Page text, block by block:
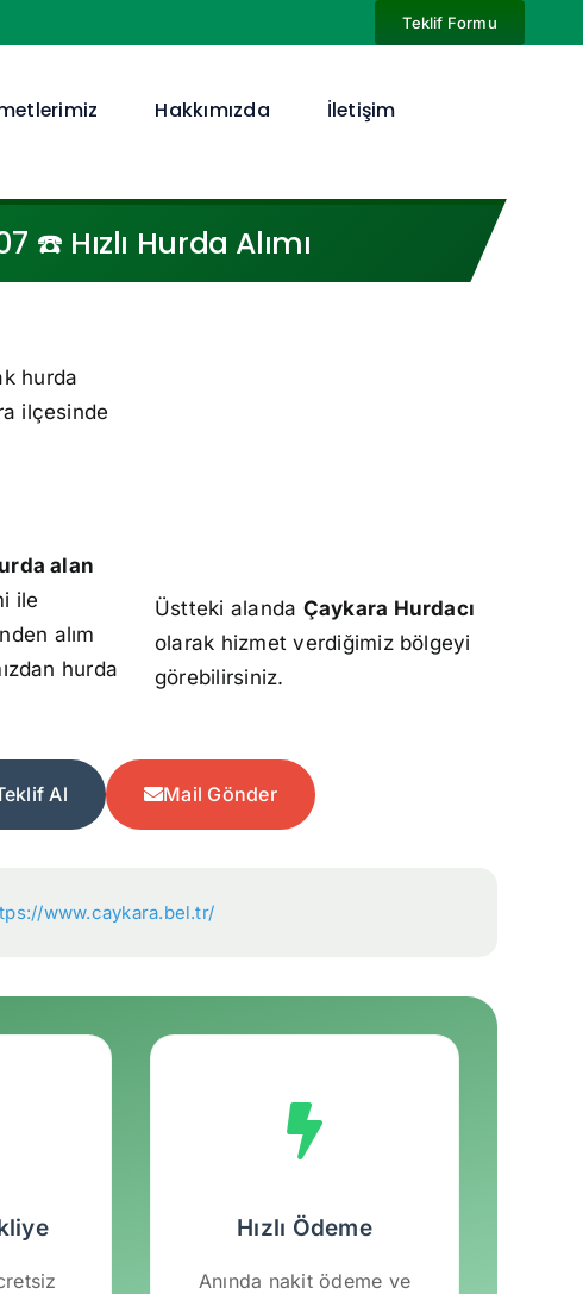
Teklif Formu
Hakkımızda İletişim
☎️ Hızlı Hurda Alımı
hurda
ilçesinde
alan
ile
alım
hurda
Üstteki alanda Çaykara Hurdacı
olarak hizmet verdiğimiz bölgeyi
görebilirsiniz.
Al Mail Gönder
www.caykara.bel.tr/
Hızlı Ödeme
Anında nakit ödeme ve